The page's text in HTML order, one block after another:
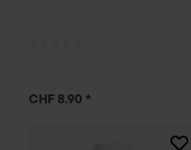
CHF 8.90 *